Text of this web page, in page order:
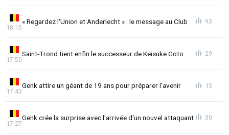
« Regardez l'Union et Anderlecht » : le message au Club
18:15
93
Saint-Trond tient enfin le successeur de Keisuke Goto
17:50
29
Genk attire un géant de 19 ans pour préparer l'avenir
17:43
13
Genk crée la surprise avec l'arrivée d'un nouvel attaquant
17:27
30